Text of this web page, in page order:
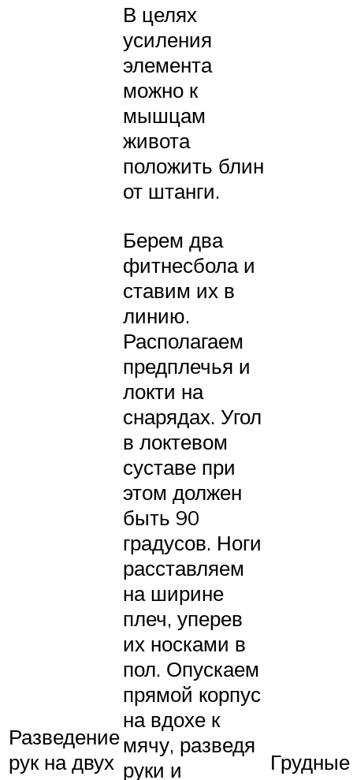
В целях
усиления
элемента
можно к
мышцам
живота
положить блин
от штанги.
Разведение
рук на двух
Берем два
фитнесбола и
ставим их в
линию.
Располагаем
предплечья и
локти на
снарядах. Угол
в локтевом
суставе при
этом должен
быть 90
градусов. Ноги
расставляем
на ширине
плеч, уперев
их носками в
пол. Опускаем
прямой корпус
на вдохе к
мячу, разведя
руки и
Грудные